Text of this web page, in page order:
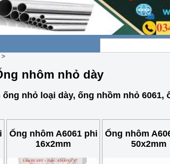
>
nhôm nhỏ dày
nhỏ loại dày, ống nhồm nhỏ 6061,
Ống nhôm A6061 phi
16x2mm
Ống nhôm
50x2mm